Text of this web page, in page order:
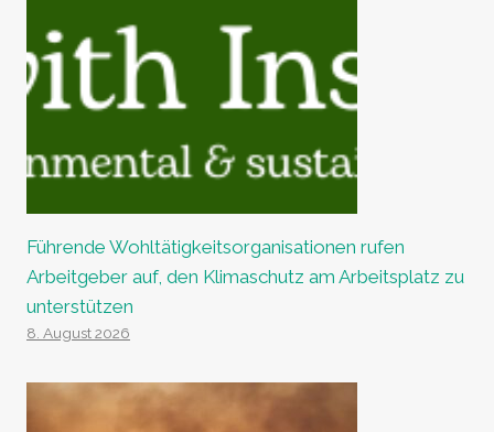
Führende Wohltätigkeitsorganisationen rufen
Arbeitgeber auf, den Klimaschutz am Arbeitsplatz zu
unterstützen
8. August 2026